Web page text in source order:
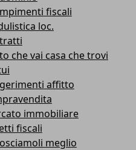
fiscali
loc.
che vai casa che trovi
affitto
immobiliare
fiscali
meglio